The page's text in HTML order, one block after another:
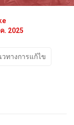
. 2025
ทางการแก้ไข